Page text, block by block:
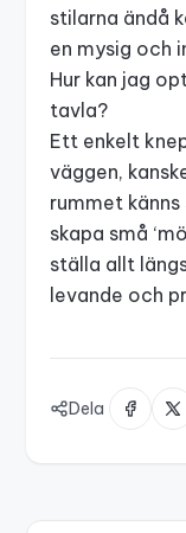
stilarna ändå
en mysig och
Hur kan jag
tavla?
Ett enkelt
väggen,
rummet
skapa små
ställa allt
levande och
Dela